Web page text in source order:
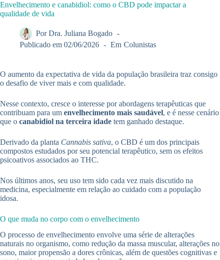
Envelhecimento e canabidiol: como o CBD pode impactar a
qualidade de vida
Por Dra. Juliana Bogado
Publicado em 02/06/2026 Em Colunistas
O aumento da expectativa de vida da população brasileira traz consigo
o desafio de viver mais e com qualidade.
Nesse contexto, cresce o interesse por abordagens terapêuticas que
contribuam para um envelhecimento mais saudável, e é nesse cenário
que o canabidiol na terceira idade tem ganhado destaque.
Derivado da planta Cannabis sativa, o CBD é um dos principais
compostos estudados por seu potencial terapêutico, sem os efeitos
psicoativos associados ao THC.
Nos últimos anos, seu uso tem sido cada vez mais discutido na
medicina, especialmente em relação ao cuidado com a população
idosa.
O que muda no corpo com o envelhecimento
O processo de envelhecimento envolve uma série de alterações
naturais no organismo, como redução da massa muscular, alterações no
sono, maior propensão a dores crônicas, além de questões cognitivas e